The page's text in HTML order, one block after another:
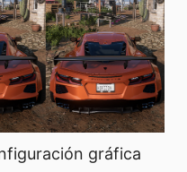
gráfica